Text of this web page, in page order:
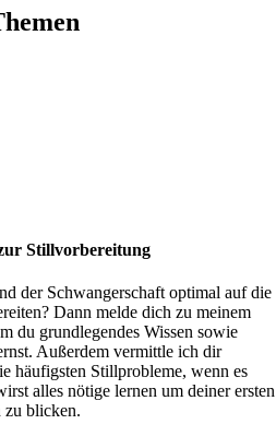
Stillvorbereitung
der Schwangerschaft optimal auf die
Dann melde dich zu meinem
du grundlegendes Wissen sowie
Außerdem vermittle ich dir
häufigsten Stillprobleme, wenn es
alles nötige lernen um deiner ersten
zu blicken.